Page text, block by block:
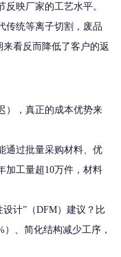
映厂家的工艺水平。
传统等离子切割，废品
看反而降低了客户的返
），真正的成本优势来
通过批量采购材料、优
加工量超10万件，材料
计”（DFM）建议？比
、简化结构减少工序，